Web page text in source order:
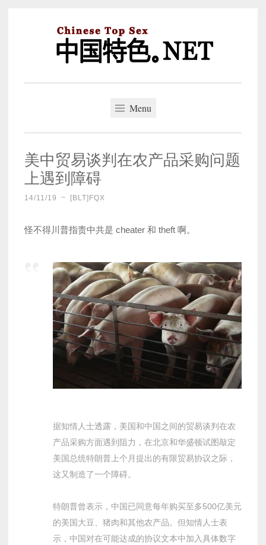
Menu
美中贸易谈判在农产品采购问题
上遇到障碍
14/11/19 ~ [BLT]FQX
怪不得川普指责中共是 cheater 和 theft 啊。
据知情人士透露，美国和中国之间的贸易谈判在农
产品采购方面遇到阻力，在北京和华盛顿试图敲定
美国总统特朗普上个月提出的有限贸易协议之际，
这又制造了一个障碍。
特朗普曾表示，中国已同意每年购买至多500亿美元
的美国大豆、猪肉和其他农产品。但知情人士表
示，中国对在可能达成的协议文本中加入具体数字